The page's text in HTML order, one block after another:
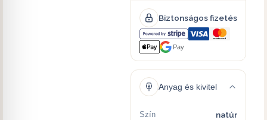
Biztonságos fizetés
Pay
Anyag és kivitel
Szín natúr